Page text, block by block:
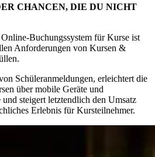
CHANCEN, DIE DU NICHT
Buchungssystem für Kurse ist
Anforderungen von Kursen &
Schüleranmeldungen, erleichtert die
über mobile Geräte und
steigert letztendlich den Umsatz
Erlebnis für Kursteilnehmer.